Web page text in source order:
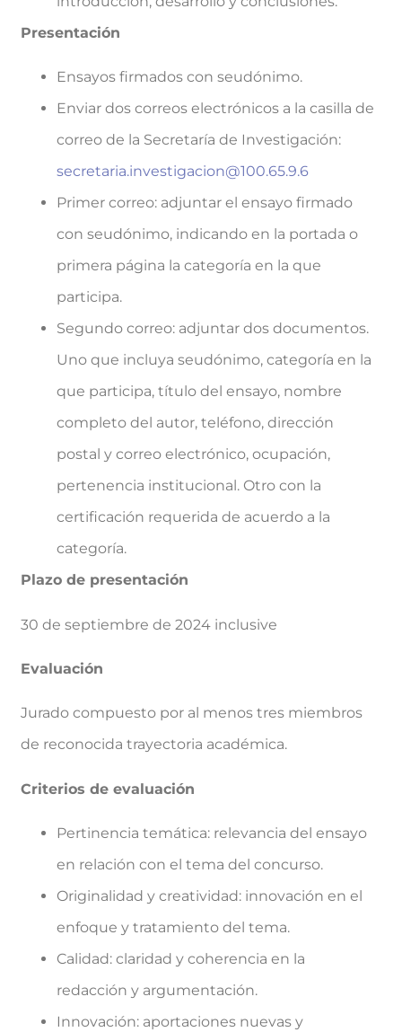
Presentación
Ensayos firmados con seudónimo.
Enviar dos correos electrónicos a la casilla de
correo de la Secretaría de Investigación:
secretaria.investigacion@100.65.9.6
Primer correo: adjuntar el ensayo firmado
con seudónimo, indicando en la portada o
primera página la categoría en la que
participa.
Segundo correo: adjuntar dos documentos.
Uno que incluya seudónimo, categoría en la
que participa, título del ensayo, nombre
completo del autor, teléfono, dirección
postal y correo electrónico, ocupación,
pertenencia institucional. Otro con la
certificación requerida de acuerdo a la
categoría.
Plazo de presentación
30 de septiembre de 2024 inclusive
Evaluación
Jurado compuesto por al menos tres miembros
de reconocida trayectoria académica.
Criterios de evaluación
Pertinencia temática: relevancia del ensayo
en relación con el tema del concurso.
Originalidad y creatividad: innovación en el
enfoque y tratamiento del tema.
Calidad: claridad y coherencia en la
redacción y argumentación.
Innovación: aportaciones nuevas y